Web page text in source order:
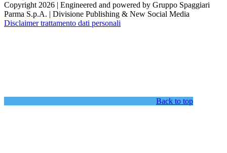
Copyright 2026 | Engineered and powered by Gruppo Spaggiari
Parma S.p.A. | Divisione Publishing & New Social Media
Disclaimer trattamento dati personali
Back to top